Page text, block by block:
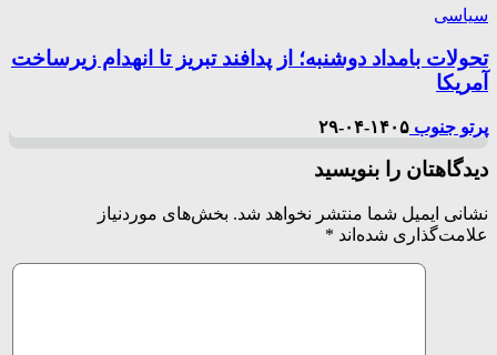
سیاسی
تحولات بامداد دوشنبه؛ از پدافند تبریز تا انهدام زیرساخت‌
آمریکا
پرتو جنوب ۱۴۰۵-۰۴-۲۹
دیدگاهتان را بنویسید
نشانی ایمیل شما منتشر نخواهد شد. بخش‌های موردنیاز
علامت‌گذاری شده‌اند *